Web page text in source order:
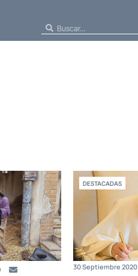
DESTACADAS
30 Septiembre 2020